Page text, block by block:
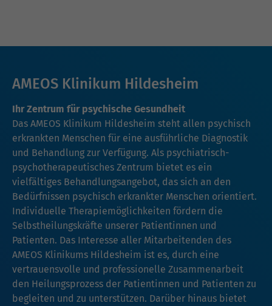
AMEOS Klinikum Hildesheim
Ihr Zentrum für psychische Gesundheit
Das AMEOS Klinikum Hildesheim steht allen psychisch
erkrankten Menschen für eine ausführliche Diagnostik
und Behandlung zur Verfügung. Als psychiatrisch-
psychotherapeutisches Zentrum bietet es ein
vielfältiges Behandlungsangebot, das sich an den
Bedürfnissen psychisch erkrankter Menschen orientiert.
Individuelle Therapiemöglichkeiten fördern die
Selbstheilungskräfte unserer Patientinnen und
Patienten. Das Interesse aller Mitarbeitenden des
AMEOS Klinikums Hildesheim ist es, durch eine
vertrauensvolle und professionelle Zusammenarbeit
den Heilungsprozess der Patientinnen und Patienten zu
begleiten und zu unterstützen. Darüber hinaus bietet